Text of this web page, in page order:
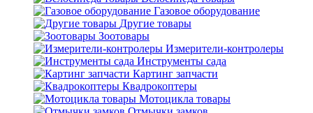
Газовое оборудование
Другие товары
Зоотовары
Измерители-контролеры
Инструменты сада
Картинг запчасти
Квадрокоптеры
Мотоцикла товары